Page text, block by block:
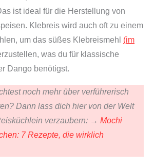
ist ideal für die Herstellung von
Klebreis wird auch oft zu einem
um das süßes Klebreismehl (im
was du für klassische
Dango benötigst.
noch mehr über verführerisch
Dann lass dich hier von der Welt
verzaubern: → Mochi
7 Rezepte, die wirklich